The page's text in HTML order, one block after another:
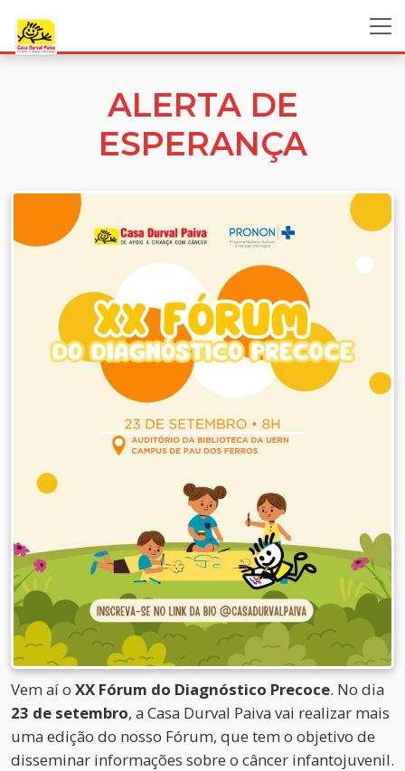
ALERTA DE
ESPERANÇA
Vem aí o XX Fórum do Diagnóstico Precoce. No dia
23 de setembro, a Casa Durval Paiva vai realizar mais
uma edição do nosso Fórum, que tem o objetivo de
disseminar informações sobre o câncer infantojuvenil.